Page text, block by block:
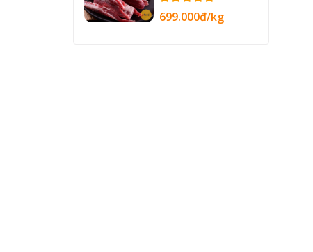
699.000đ/kg